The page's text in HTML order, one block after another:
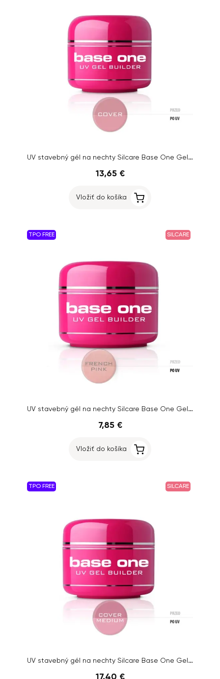
UV stavebný gél na nechty Silcare Base One Gel – Cover, 30g
13,65 €
Vložiť do košíka
TPO FREE SILCARE
UV stavebný gél na nechty Silcare Base One Gel – French Pink Dark, 15g
7,85 €
Vložiť do košíka
TPO FREE SILCARE
UV stavebný gél na nechty Silcare Base One Gel – Cover Medium, 50g
17,40 €